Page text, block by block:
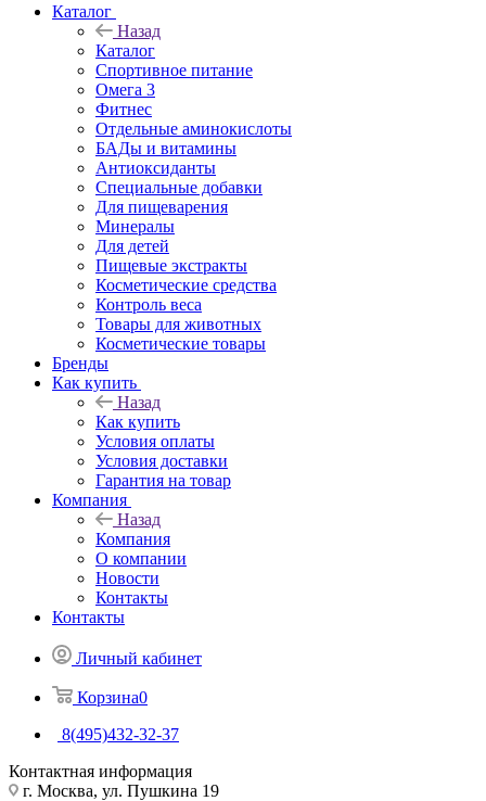
Каталог
Назад
Каталог
Спортивное питание
Омега 3
Фитнес
Отдельные аминокислоты
БАДы и витамины
Антиоксиданты
Специальные добавки
Для пищеварения
Минералы
Для детей
Пищевые экстракты
Косметические средства
Контроль веса
Товары для животных
Косметические товары
Бренды
Как купить
Назад
Как купить
Условия оплаты
Условия доставки
Гарантия на товар
Компания
Назад
Компания
О компании
Новости
Контакты
Контакты
Личный кабинет
Корзина0
8(495)432-32-37
Контактная информация
г. Москва, ул. Пушкина 19